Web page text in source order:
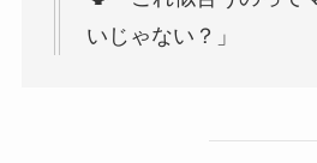
いじゃない？」